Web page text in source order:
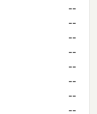
--
--
--
--
--
--
--
--